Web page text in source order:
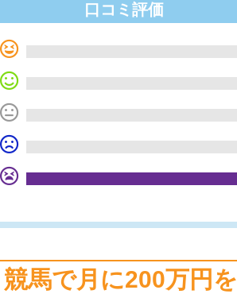
口コミ評価
競馬で月に200万円を